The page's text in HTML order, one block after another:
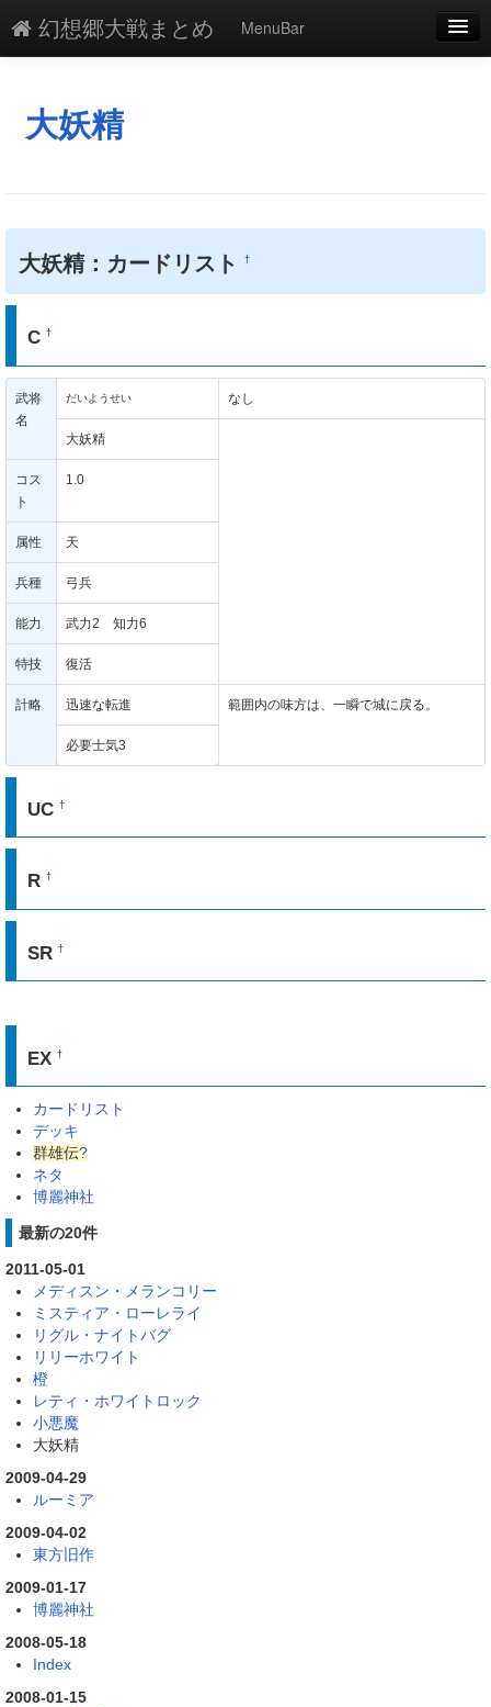
幻想郷大戦まとめ
MenuBar
添付
最終更新
一覧
単語検索
大妖精
大妖精：カードリスト†
C†
武将
名
だいようせい なし
大妖精
コス
ト
1.0
属性 天
兵種 弓兵
能力 武力2 知力6
特技 復活
計略 迅速な転進 範囲内の味方は、一瞬で城に戻る。
必要士気3
UC†
R†
SR†
EX†
カードリスト
デッキ
群雄伝?
ネタ
博麗神社
最新の20件
2011-05-01
メディスン・メランコリー
ミスティア・ローレライ
リグル・ナイトバグ
リリーホワイト
橙
レティ・ホワイトロック
小悪魔
大妖精
2009-04-29
ルーミア
2009-04-02
東方旧作
2009-01-17
博麗神社
2008-05-18
Index
2008-01-15